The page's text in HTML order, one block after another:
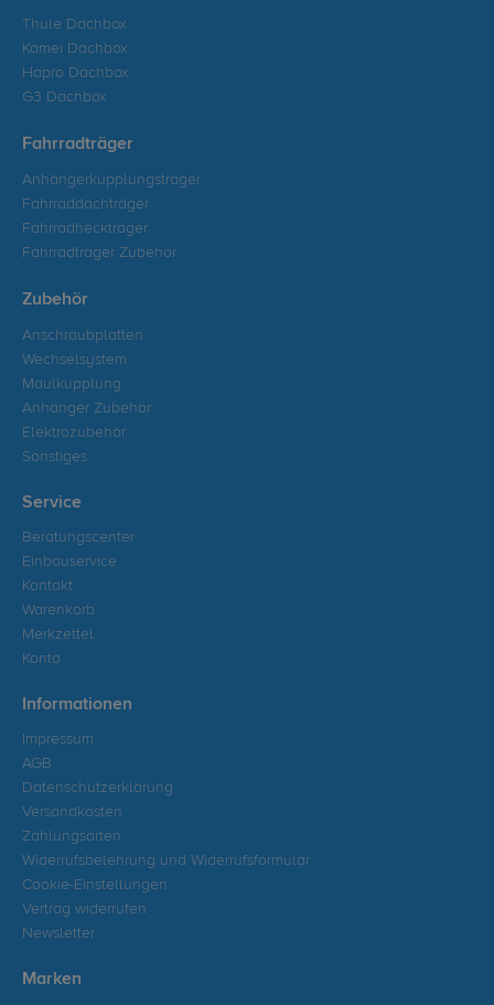
Thule Dachbox
Kamei Dachbox
Hapro Dachbox
G3 Dachbox
Fahrradträger
Anhängerkupplungsträger
Fahrraddachträger
Fahrradheckträger
Fahrradträger Zubehör
Zubehör
Anschraubplatten
Wechselsystem
Maulkupplung
Anhänger Zubehör
Elektrozubehör
Sonstiges
Service
Beratungscenter
Einbauservice
Kontakt
Warenkorb
Merkzettel
Konto
Informationen
Impressum
AGB
Datenschutzerklärung
Versandkosten
Zahlungsarten
Widerrufsbelehrung und Widerrufsformular
Cookie-Einstellungen
Vertrag widerrufen
Newsletter
Marken